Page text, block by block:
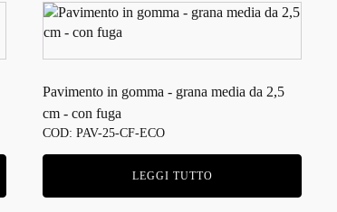
Pavimento in gomma - grana media da 2,5
cm - con fuga
COD: PAV-25-CF-ECO
LEGGI TUTTO